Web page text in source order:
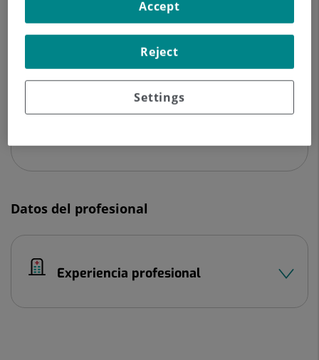
Camí dels Reis, 308 Autovía Palma- Andratx, salida
5B
07010 Palma de Mallorca Baleares
971 918 000
Datos del profesional
Experiencia profesional
Settings
Reject
Accept